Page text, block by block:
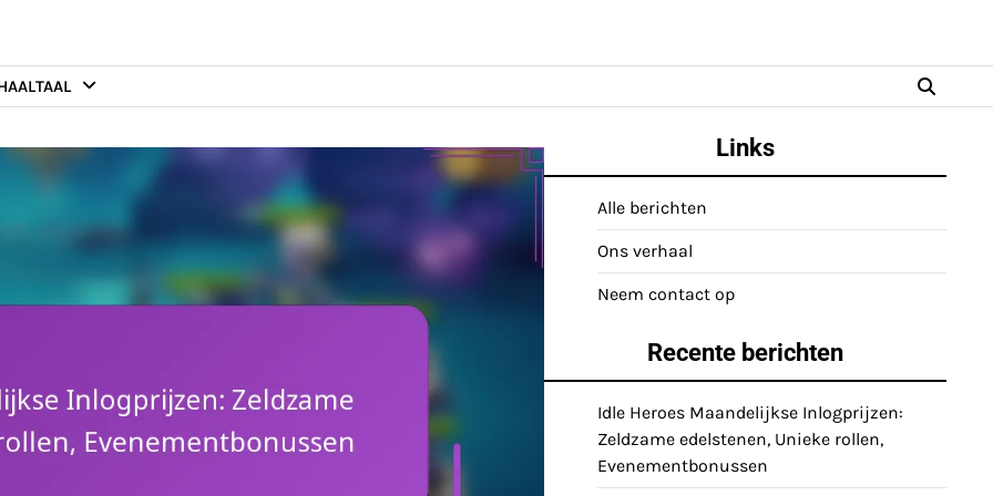
TAAL
Links
Alle berichten
Ons verhaal
Neem contact op
Recente berichten
Idle Heroes Maandelijkse Inlogprijzen:
Zeldzame edelstenen, Unieke rollen,
Evenementbonussen